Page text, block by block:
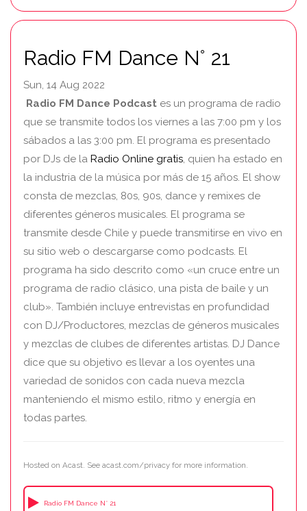
Radio FM Dance N° 21
Sun, 14 Aug 2022
Radio FM Dance Podcast es un programa de radio
que se transmite todos los viernes a las 7:00 pm y los
sábados a las 3:00 pm. El programa es presentado
por DJs de la Radio Online gratis, quien ha estado en
la industria de la música por más de 15 años. El show
consta de mezclas, 80s, 90s, dance y remixes de
diferentes géneros musicales. El programa se
transmite desde Chile y puede transmitirse en vivo en
su sitio web o descargarse como podcasts. El
programa ha sido descrito como «un cruce entre un
programa de radio clásico, una pista de baile y un
club». También incluye entrevistas en profundidad
con DJ/Productores, mezclas de géneros musicales
y mezclas de clubes de diferentes artistas. DJ Dance
dice que su objetivo es llevar a los oyentes una
variedad de sonidos con cada nueva mezcla
manteniendo el mismo estilo, ritmo y energía en
todas partes.
Hosted on Acast. See acast.com/privacy for more information.
Radio FM Dance N° 21